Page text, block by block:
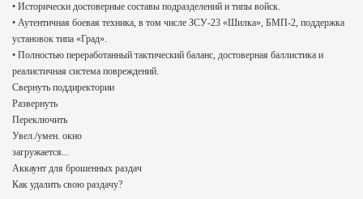
• Исторически достоверные составы подразделений и типы войск.
• Аутентичная боевая техника, в том числе ЗСУ-23 «Шилка», БМП-2, поддержка
установок типа «Град».
• Полностью переработанный тактический баланс, достоверная баллистика и
реалистичная система повреждений.
Свернуть поддиректории
Развернуть
Переключить
Увел./умен. окно
загружается...
Аккаунт для брошенных раздач
Как удалить свою раздачу?